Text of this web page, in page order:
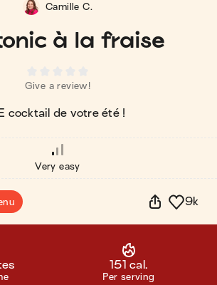
à la fraise
Give a review!
cocktail de votre été !
Camille C.
Very easy
9k
151 cal.
Per serving